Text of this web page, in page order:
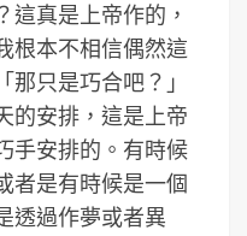
這真是上帝作的，
根本不相信偶然這
只是巧合吧？」
的安排，這是上帝
手安排的。有時候
者是有時候是一個
透過作夢或者異